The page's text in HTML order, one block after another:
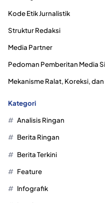
Kode Etik Jurnalistik
Struktur Redaksi
Media Partner
Pedoman Pemberitan Media
Mekanisme Ralat, Koreksi,
Kategori
Analisis Ringan
Berita Ringan
Berita Terkini
Feature
Infografik